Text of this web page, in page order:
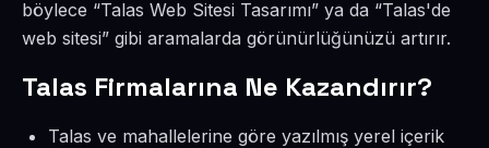
böylece “Talas Web Sitesi Tasarımı” ya da “Talas'de
web sitesi” gibi aramalarda görünürlüğünüzü artırır.
Talas Firmalarına Ne Kazandırır?
Talas ve mahallelerine göre yazılmış yerel içerik